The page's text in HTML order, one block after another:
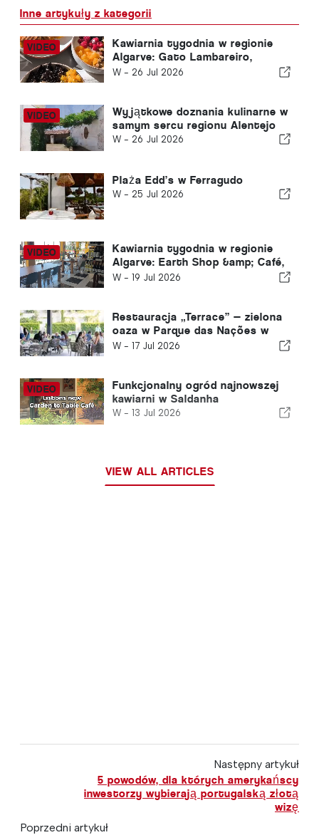
Inne artykuły z kategorii
Kawiarnia tygodnia w regionie
Algarve: Gato Lambareiro,
Armação de Pêra
W - 26 Jul 2026
Wyjątkowe doznania kulinarne w
samym sercu regionu Alentejo
W - 26 Jul 2026
Plaża Edd’s w Ferragudo
W - 25 Jul 2026
Kawiarnia tygodnia w regionie
Algarve: Earth Shop &amp; Café,
Carvoeiro
W - 19 Jul 2026
Restauracja „Terrace” — zielona
oaza w Parque das Nações w
Lizbonie
W - 17 Jul 2026
Funkcjonalny ogród najnowszej
kawiarni w Saldanha
W - 13 Jul 2026
VIEW ALL ARTICLES
Następny artykuł
5 powodów, dla których amerykańscy
inwestorzy wybierają portugalską złotą
wizę
Poprzedni artykuł